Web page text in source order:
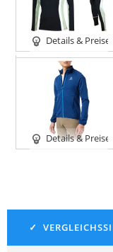
Details & Preise
Details & Preise